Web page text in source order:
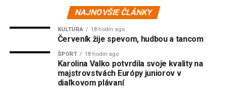
NAJNOVŠIE ČLÁNKY
KULTÚRA 18 hodín ago
Červeník žije spevom, hudbou a tancom
ŠPORT 18 hodín ago
Karolina Valko potvrdila svoje kvality na
majstrovstvách Európy juniorov v
diaľkovom plávaní